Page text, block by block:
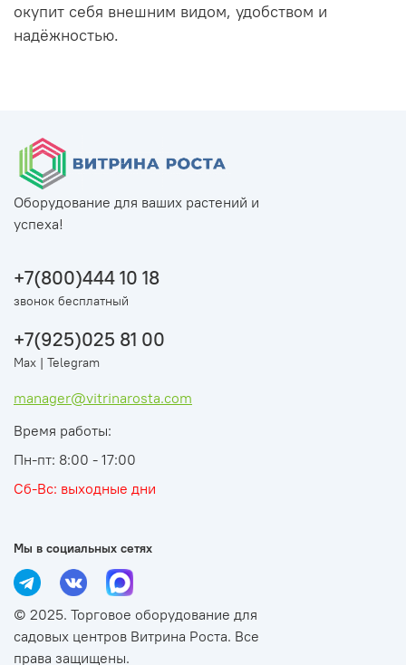
окупит себя внешним видом, удобством и
надёжностью.
Оборудование для ваших растений и
успеха!
+7(800)444 10 18
звонок бесплатный
+7(925)025 81 00
Max | Telegram
manager@vitrinarosta.com
Время работы:
Пн-пт: 8:00 - 17:00
Сб-Вс: выходные дни
Мы в социальных сетях
© 2025. Торговое оборудование для
садовых центров Витрина Роста. Все
права защищены.